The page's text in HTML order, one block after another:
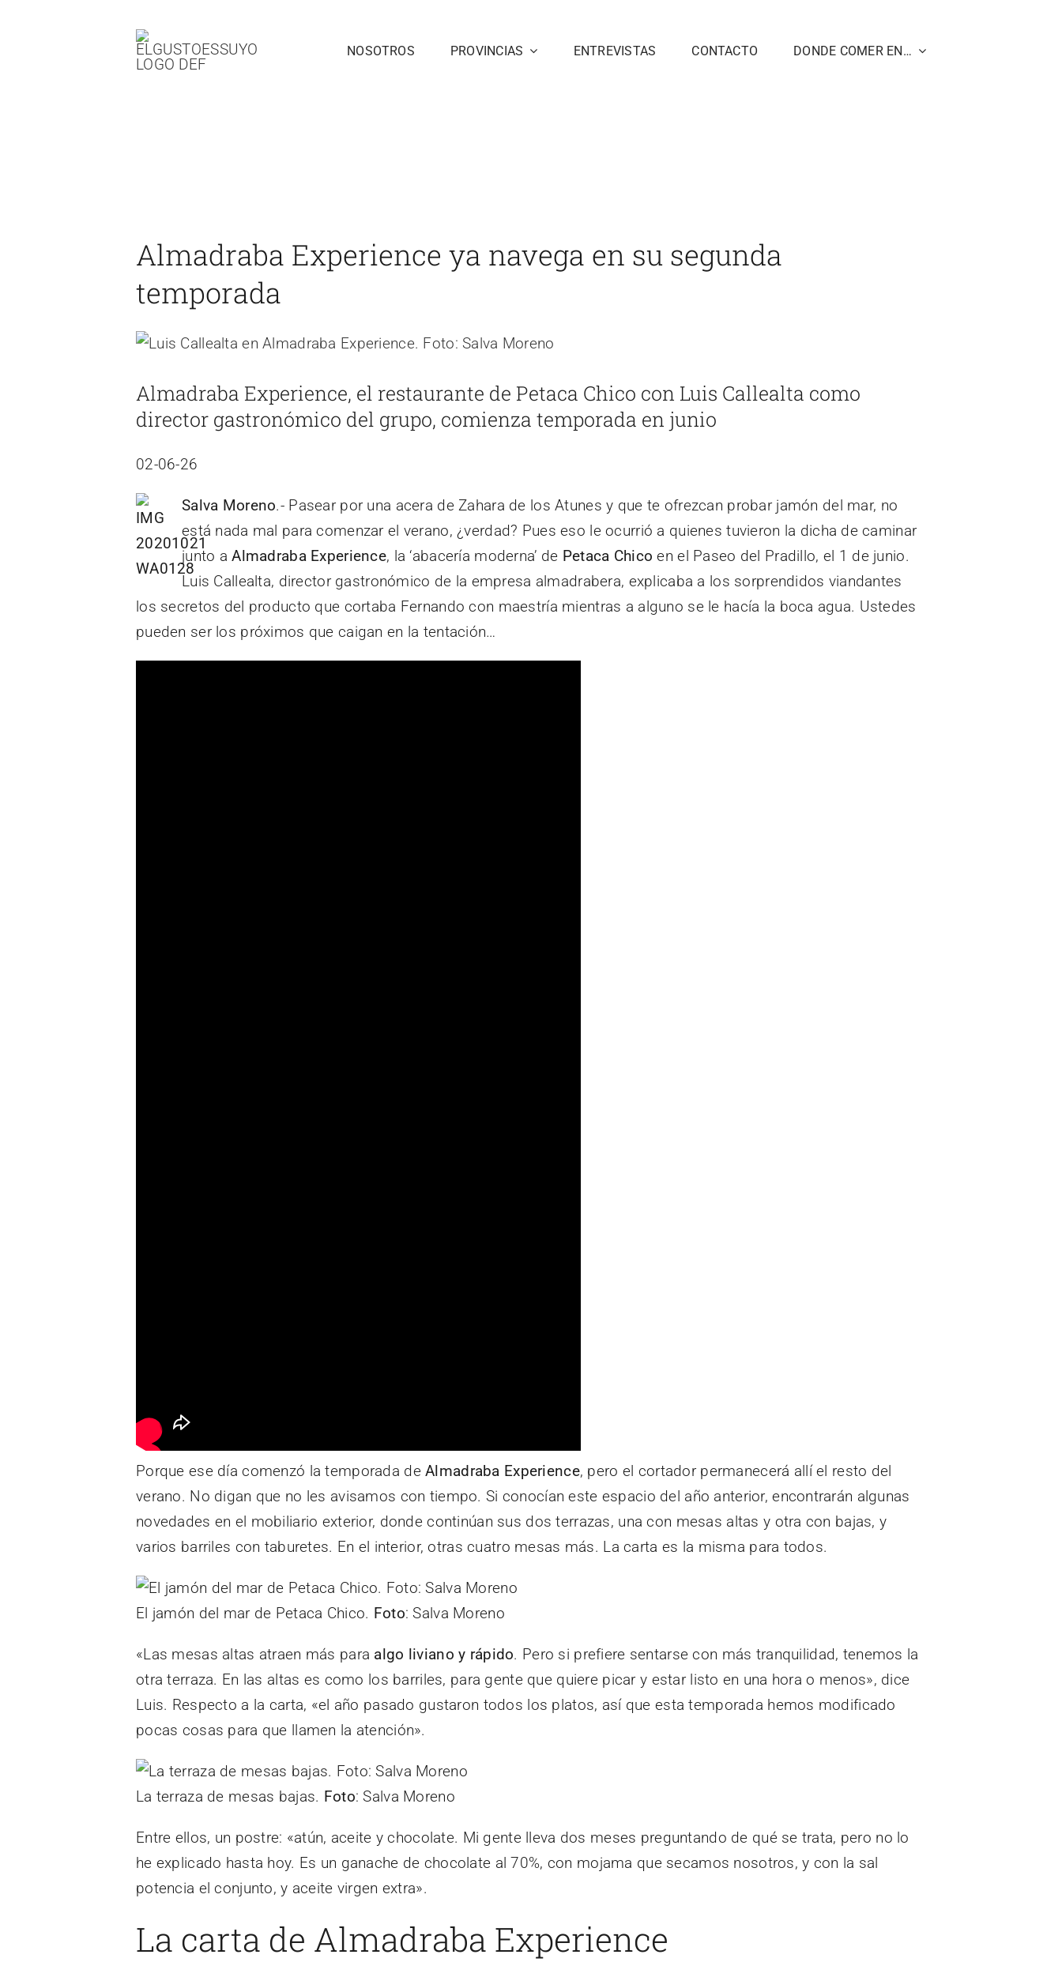
NOSOTROS PROVINCIAS ENTREVISTAS CONTACTO DONDE COMER EN…
Almadraba Experience ya navega en su segunda
temporada
Ver
más
grande
Almadraba Experience, el restaurante de Petaca Chico con Luis Callealta como
director gastronómico del grupo, comienza temporada en junio
02-06-26
Salva Moreno.- Pasear por una acera de Zahara de los Atunes y que te ofrezcan probar jamón del mar, no
está nada mal para comenzar el verano, ¿verdad? Pues eso le ocurrió a quienes tuvieron la dicha de caminar
junto aAlmadraba Experience, la ‘abacería moderna’ de Petaca Chico en el Paseo del Pradillo, el 1 de junio.
Luis Callealta, director gastronómico de la empresa almadrabera, explicaba a los sorprendidos viandantes
los secretos del producto que cortaba Fernando con maestría mientras a alguno se le hacía la boca agua. Ustedes
pueden ser los próximos que caigan en la tentación…
Porque ese día comenzó la temporada deAlmadraba Experience, pero el cortador permanecerá allí el resto del
verano. No digan que no les avisamos con tiempo. Si conocían este espacio del año anterior, encontrarán algunas
novedades en el mobiliario exterior, donde continúan sus dos terrazas, una con mesas altas y otra con bajas, y
varios barriles con taburetes. En el interior, otras cuatro mesas más. La carta es la misma para todos.
El jamón del mar de Petaca Chico. Foto: Salva Moreno
«Las mesas altas atraen más para algo liviano y rápido. Pero si prefiere sentarse con más tranquilidad, tenemos la
otra terraza. En las altas es como los barriles, para gente que quiere picar y estar listo en una hora o menos», dice
Luis. Respecto a la carta, «el año pasado gustaron todos los platos, así que esta temporada hemos modificado
pocas cosas para que llamen la atención».
La terraza de mesas bajas. Foto: Salva Moreno
Entre ellos, un postre: «atún, aceite y chocolate. Mi gente lleva dos meses preguntando de qué se trata, pero no lo
he explicado hasta hoy. Es un ganache de chocolate al 70%, con mojama que secamos nosotros, y con la sal
potencia el conjunto, y aceite virgen extra».
La carta de Almadraba Experience